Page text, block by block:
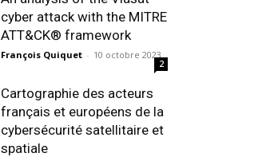
cyber attack with the MITRE
ATT&CK® framework
François Quiquet - 10 octobre 2023
2
Cartographie des acteurs
français et européens de la
cybersécurité satellitaire et
spatiale